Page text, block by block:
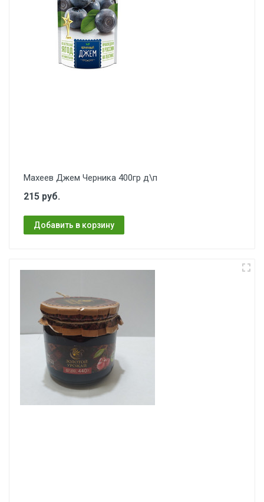
Махеев Джем Черника 400гр д\п
215 руб.
Добавить в корзину